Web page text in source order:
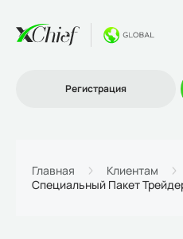
Регистрация
Главная Клиентам
Специальный Пакет